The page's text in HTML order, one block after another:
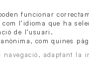
funcionar
l’idioma que ha
de l’usuari.
com quines
navegació, adaptant